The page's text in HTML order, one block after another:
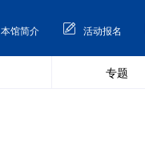
本馆简介 活动报名
专题